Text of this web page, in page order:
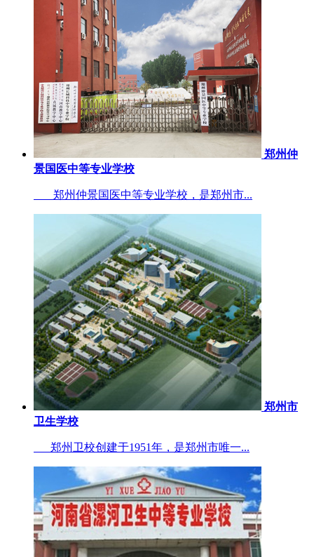
郑州仲
景国医中等专业学校
郑州仲景国医中等专业学校，是郑州市...
郑州市
卫生学校
郑州卫校创建于1951年，是郑州市唯一...